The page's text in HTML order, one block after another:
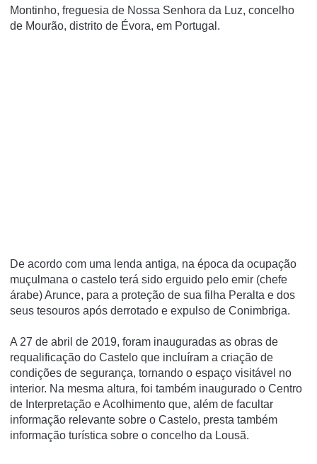
Montinho, freguesia de Nossa Senhora da Luz, concelho
de Mourão, distrito de Évora, em Portugal.
De acordo com uma lenda antiga, na época da ocupação
muçulmana o castelo terá sido erguido pelo emir (chefe
árabe) Arunce, para a proteção de sua filha Peralta e dos
seus tesouros após derrotado e expulso de Conimbriga.
A 27 de abril de 2019, foram inauguradas as obras de
requalificação do Castelo que incluíram a criação de
condições de segurança, tornando o espaço visitável no
interior. Na mesma altura, foi também inaugurado o Centro
de Interpretação e Acolhimento que, além de facultar
informação relevante sobre o Castelo, presta também
informação turística sobre o concelho da Lousã.